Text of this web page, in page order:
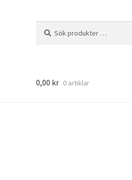
efter:
0,00 kr 0 artiklar